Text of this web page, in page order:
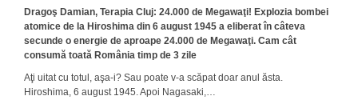
Dragoş Damian, Terapia Cluj: 24.000 de Megawaţi! Explozia bombei
atomice de la Hiroshima din 6 august 1945 a eliberat în câteva
secunde o energie de aproape 24.000 de Megawaţi. Cam cât
consumă toată România timp de 3 zile
Aţi uitat cu totul, aşa-i? Sau poate v-a scăpat doar anul ăsta.
Hiroshima, 6 august 1945. Apoi Nagasaki,…